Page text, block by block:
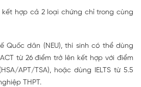
kết hợp cả 2 loại chứng chỉ trong cùng
Quốc dân (NEU), thí sinh có thể dùng
từ 26 điểm trở lên kết hợp với điểm
APT/TSA), hoặc dùng IELTS từ 5.5
THPT.